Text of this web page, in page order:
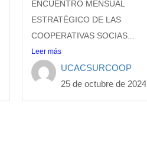
ENCUENTRO MENSUAL
ESTRATÉGICO DE LAS
COOPERATIVAS SOCIAS...
Leer más
UCACSURCOOP
25 de octubre de 2024